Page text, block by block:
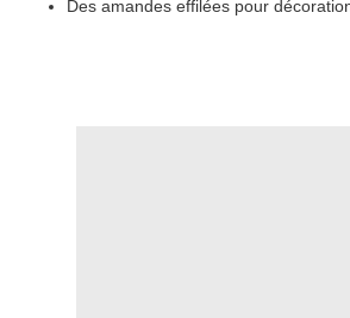
Des amandes effilées pour